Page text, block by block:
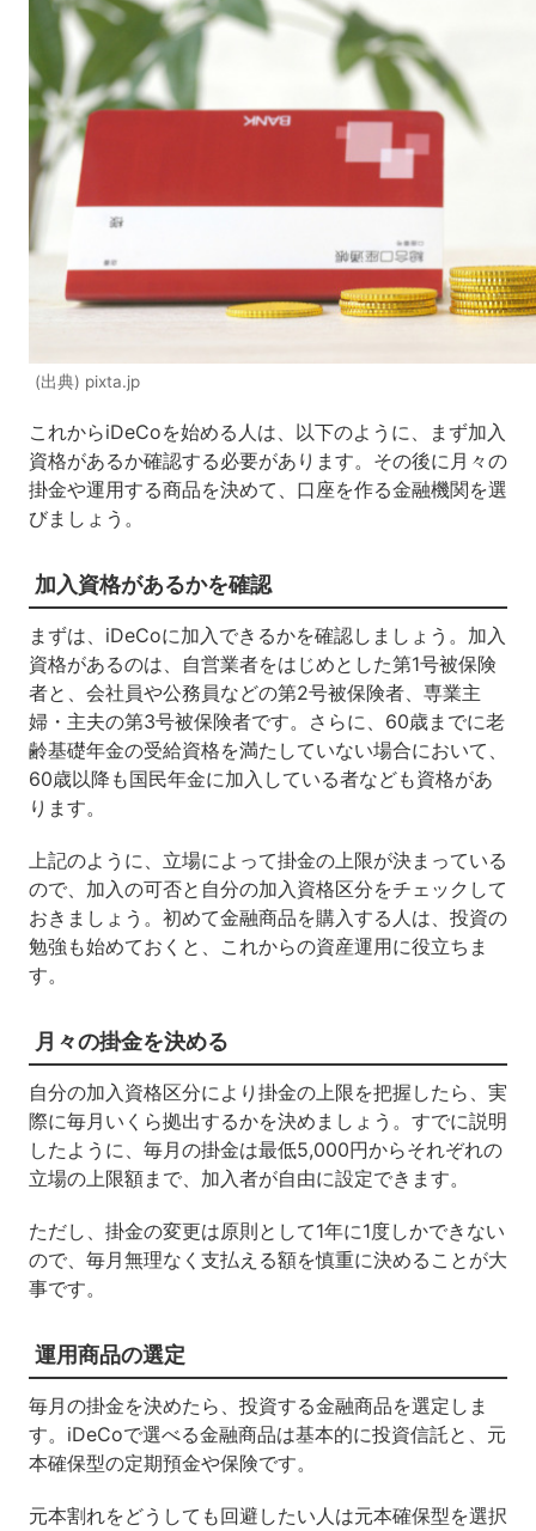
(出典) pixta.jp
これからiDeCoを始める人は、以下のように、まず加入
資格があるか確認する必要があります。その後に月々の
掛金や運用する商品を決めて、口座を作る金融機関を選
びましょう。
加入資格があるかを確認
まずは、 iDeCoに加入できるかを確認しましょう。加入
資格があるのは、自営業者をはじめとした第1号被保険
者と、会社員や公務員などの第2号被保険者、専業主
婦・主夫の第3号被保険者です。さらに、 60歳までに老
齢基礎年金の受給資格を満たしていない場合において、
60歳以降も国民年金に加入している者なども資格があ
ります。
上記のように、立場によって掛金の上限が決まっている
ので、加入の可否と自分の加入資格区分をチェックして
おきましょう。初めて金融商品を購入する人は、投資の
勉強も始めておくと、これからの資産運用に役立ちま
す。
月々の掛金を決める
自分の加入資格区分により掛金の上限を把握したら、実
際に毎月いくら拠出するかを決めましょう。すでに説明
したように、毎月の掛金は最低5,000円からそれぞれの
立場の上限額まで、加入者が自由に設定できます。
ただし、掛金の変更は原則として1年に1度しかできない
ので、毎月無理なく支払える額を慎重に決めることが大
事です。
運用商品の選定
毎月の掛金を決めたら、投資する金融商品を選定しま
す。 iDeCoで選べる金融商品は基本的に投資信託と、元
本確保型の定期預金や保険です。
元本割れをどうしても回避したい人は元本確保型を選択